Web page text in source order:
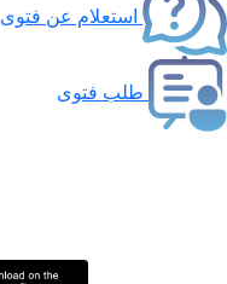
استعلام عن فتوى
طلب فتوى